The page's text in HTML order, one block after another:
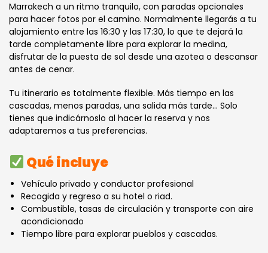
Marrakech a un ritmo tranquilo, con paradas opcionales
para hacer fotos por el camino. Normalmente llegarás a tu
alojamiento entre las 16:30 y las 17:30, lo que te dejará la
tarde completamente libre para explorar la medina,
disfrutar de la puesta de sol desde una azotea o descansar
antes de cenar.
Tu itinerario es totalmente flexible. Más tiempo en las
cascadas, menos paradas, una salida más tarde… Solo
tienes que indicárnoslo al hacer la reserva y nos
adaptaremos a tus preferencias.
Qué incluye
Vehículo privado y conductor profesional
Recogida y regreso a su hotel o riad.
Combustible, tasas de circulación y transporte con aire
acondicionado
Tiempo libre para explorar pueblos y cascadas.